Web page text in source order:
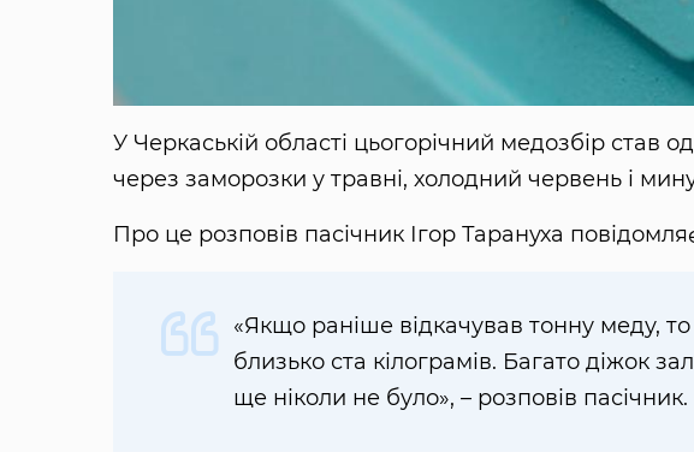
У Черкаській області цьогорічний медозбір став
через заморозки у травні, холодний червень і
Про це розповів пасічник Ігор Тарануха
«Якщо раніше відкачував тонну меду,
близько ста кілограмів. Багато діжок
ще ніколи не було», – розповів пасічник.